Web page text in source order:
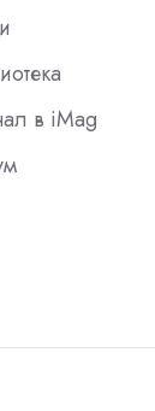
в iMag